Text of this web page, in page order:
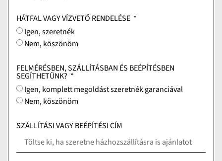
HÁTFAL VAGY VÍZVETŐ RENDELÉSE
Igen, szeretnék
Nem, köszönöm
FELMÉRÉSBEN, SZÁLLÍTÁSBAN ÉS BEÉPÍTÉSBEN
SEGÍTHETÜNK?
Igen, komplett megoldást szeretnék garanciával
Nem, köszönöm
SZÁLLÍTÁSI VAGY BEÉPÍTÉSI CÍM